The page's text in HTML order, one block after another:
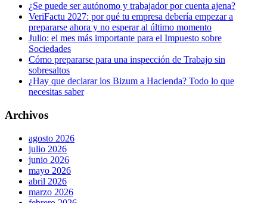
¿Se puede ser autónomo y trabajador por cuenta ajena?
VeriFactu 2027: por qué tu empresa debería empezar a
prepararse ahora y no esperar al último momento
Julio: el mes más importante para el Impuesto sobre
Sociedades
Cómo prepararse para una inspección de Trabajo sin
sobresaltos
¿Hay que declarar los Bizum a Hacienda? Todo lo que
necesitas saber
Archivos
agosto 2026
julio 2026
junio 2026
mayo 2026
abril 2026
marzo 2026